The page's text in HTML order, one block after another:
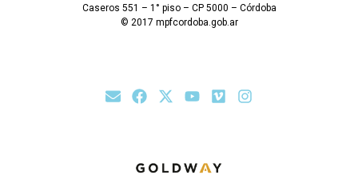
Caseros 551 – 1° piso – CP 5000 – Córdoba
© 2017 mpfcordoba.gob.ar